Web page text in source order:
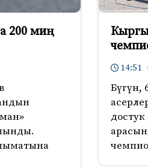
200 миң
14:51
Бүгүн,